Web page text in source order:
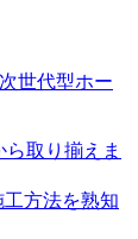
世代型ホー
取り揃えま
方法を熟知